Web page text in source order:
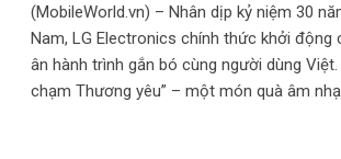
(MobileWorld.vn) – Nhân dịp kỷ niệm 30
Nam, LG Electronics chính thức khởi
ân hành trình gắn bó cùng người dùng
chạm Thương yêu” – một món quà âm